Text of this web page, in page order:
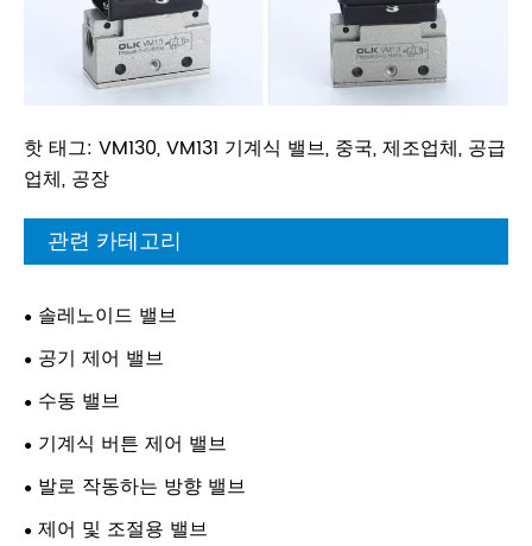
핫 태그: VM130, VM131 기계식 밸브, 중국, 제조업체, 공급
업체, 공장
관련 카테고리
솔레노이드 밸브
공기 제어 밸브
수동 밸브
기계식 버튼 제어 밸브
발로 작동하는 방향 밸브
제어 및 조절용 밸브